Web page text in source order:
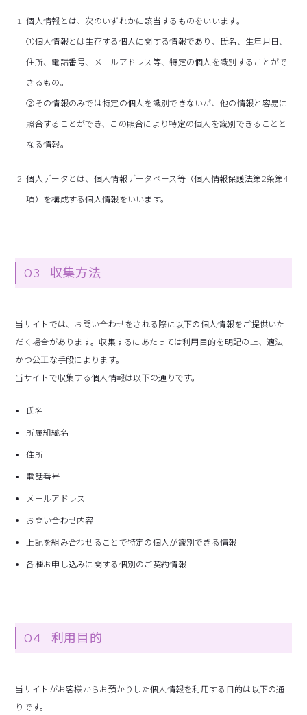
個人情報とは、次のいずれかに該当するものをいいます。
①個人情報とは生存する個人に関する情報であり、氏名、生年月日、
住所、電話番号、メールアドレス等、特定の個人を識別することがで
きるもの。
②その情報のみでは特定の個人を識別できないが、他の情報と容易に
照合することができ、この照合により特定の個人を識別できることと
なる情報。
個人データとは、個人情報データベース等（個人情報保護法第2条第4
項）を構成する個人情報をいいます。
03 収集方法
当サイトでは、お問い合わせをされる際に以下の個人情報をご提供いた
だく場合があります。収集するにあたっては利用目的を明記の上、適法
かつ公正な手段によります。
当サイトで収集する個人情報は以下の通りです。
氏名
所属組織名
住所
電話番号
メールアドレス
お問い合わせ内容
上記を組み合わせることで特定の個人が識別できる情報
各種お申し込みに関する個別のご契約情報
04 利用目的
当サイトがお客様からお預かりした個人情報を利用する目的は以下の通
りです。